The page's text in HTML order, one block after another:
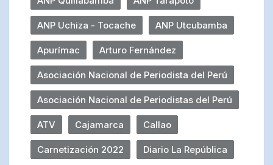
ANP Uchiza - Tocache ANP Utcubamba
Apurímac Arturo Fernández
Asociación Nacional de Periodista del Perú
Asociación Nacional de Periodistas del Perú
ATV Cajamarca Callao
Carnetización 2022 Diario La República